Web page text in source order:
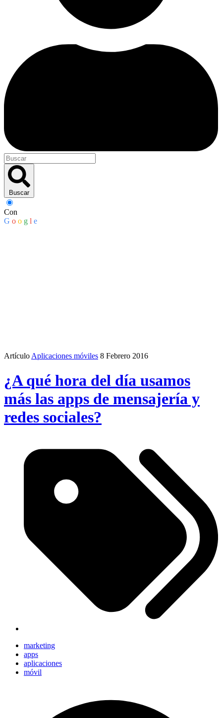
Buscar
Con
G o o g l e
Artículo Aplicaciones móviles 8 Febrero 2016
¿A qué hora del día usamos
más las apps de mensajería y
redes sociales?
marketing
apps
aplicaciones
móvil